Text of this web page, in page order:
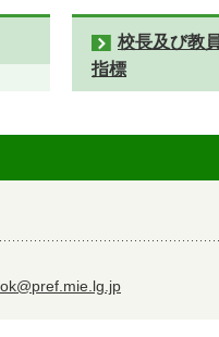
校長及び教
指標